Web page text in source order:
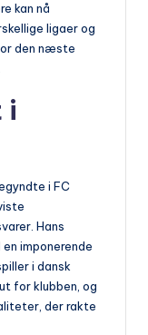
kan nå
ligaer og
den næste
i
i FC
Hans
imponerende
i dansk
for klubben, og
der rakte